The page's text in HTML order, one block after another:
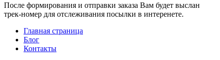
После формирования и отправки заказа Вам будет выслан
трек-номер для отслеживания посылки в интеренете.
Главная страница
Блог
Контакты